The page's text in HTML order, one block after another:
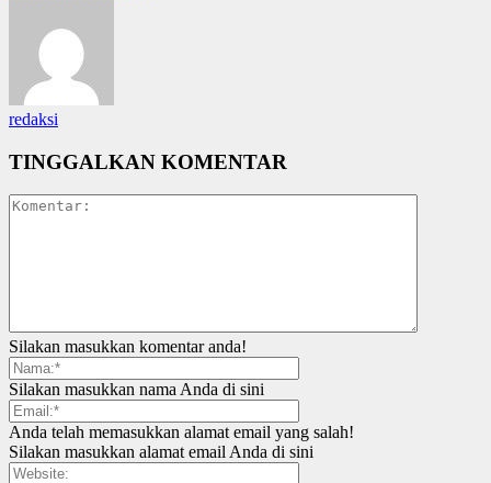
redaksi
TINGGALKAN KOMENTAR
Silakan masukkan komentar anda!
Silakan masukkan nama Anda di sini
Anda telah memasukkan alamat email yang salah!
Silakan masukkan alamat email Anda di sini